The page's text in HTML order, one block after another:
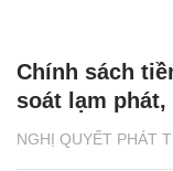
NGHỊ QUYẾT PHÁT
Chính sách
soát lạm